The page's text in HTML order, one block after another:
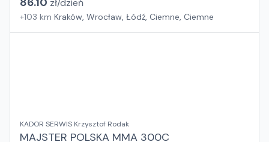
zł/dzień
+103 km Kraków, Wrocław, Łódź, Ciemne, Ciemne
KADOR SERWIS Krzysztof Rodak
MAJSTER POLSKA MMA 300C